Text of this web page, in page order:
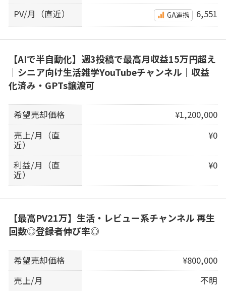
PV/月（直近） GA連携 6,551
【AIで半自動化】週3投稿で最高月収益15万円超え
｜シニア向け生活雑学YouTubeチャンネル｜収益
化済み・GPTs譲渡可
希望売却価格
¥1,200,000
売上/月（直
近）
¥0
利益/月（直
近）
¥0
【最高PV21万】生活・レビュー系チャンネル 再生
回数◎登録者伸び率◎
希望売却価格
¥800,000
売上/月
不明